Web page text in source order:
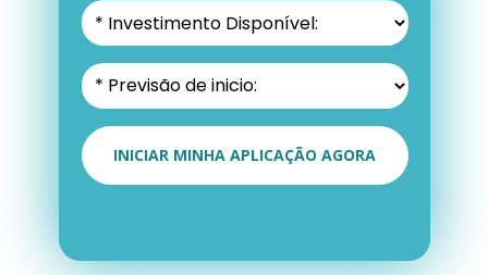
INICIAR MINHA APLICAÇÃO AGORA